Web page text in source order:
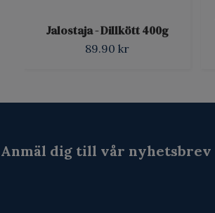
Jalostaja - Dillkött 400g
89.90 kr
Anmäl dig till vår nyhetsbrev